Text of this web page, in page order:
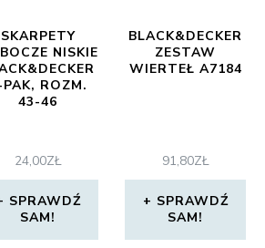
SKARPETY
NISKIE
ROZM.
43-46
24,00ZŁ
SPRAWDŹ
SAM!
BLACK&DECKER
ZESTAW
WIERTEŁ A7184
91,80ZŁ
SPRAWDŹ
SAM!